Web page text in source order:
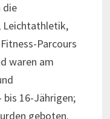
die
Leichtathletik,
Parcours
waren am
16-Jährigen;
geboten.